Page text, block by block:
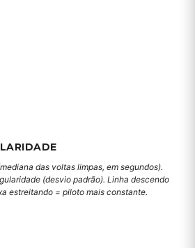
das voltas limpas, em segundos).
(desvio padrão). Linha descendo
estreitando = piloto mais constante.